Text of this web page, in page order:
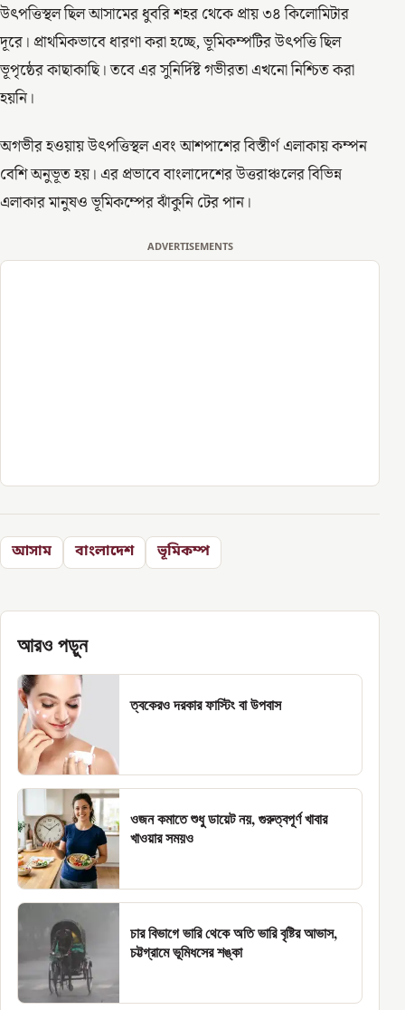
উৎপত্তিস্থল ছিল আসামের ধুবরি শহর থেকে প্রায় ৩৪ কিলোমিটার
দূরে। প্রাথমিকভাবে ধারণা করা হচ্ছে, ভূমিকম্পটির উৎপত্তি ছিল
ভূপৃষ্ঠের কাছাকাছি। তবে এর সুনির্দিষ্ট গভীরতা এখনো নিশ্চিত করা
হয়নি।
অগভীর হওয়ায় উৎপত্তিস্থল এবং আশপাশের বিস্তীর্ণ এলাকায় কম্পন
বেশি অনুভূত হয়। এর প্রভাবে বাংলাদেশের উত্তরাঞ্চলের বিভিন্ন
এলাকার মানুষও ভূমিকম্পের ঝাঁকুনি টের পান।
ADVERTISEMENTS
আসাম বাংলাদেশ ভূমিকম্প
আরও পড়ুন
ত্বকেরও দরকার ফাস্টিং বা উপবাস
ওজন কমাতে শুধু ডায়েট নয়, গুরুত্বপূর্ণ খাবার
খাওয়ার সময়ও
চার বিভাগে ভারি থেকে অতি ভারি বৃষ্টির আভাস,
চট্টগ্রামে ভূমিধসের শঙ্কা